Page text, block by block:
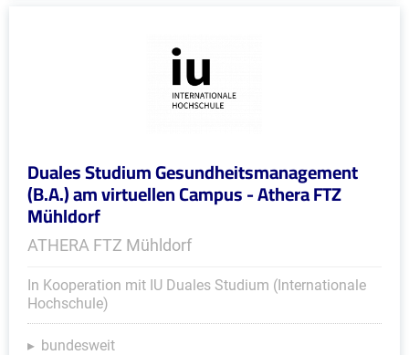
Duales Studium Gesundheitsmanagement
(B.A.) am virtuellen Campus - Athera FTZ
Mühldorf
ATHERA FTZ Mühldorf
In Kooperation mit IU Duales Studium (Internationale
Hochschule)
bundesweit